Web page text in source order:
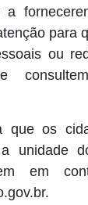
a
para
ou
que os
unidade
em